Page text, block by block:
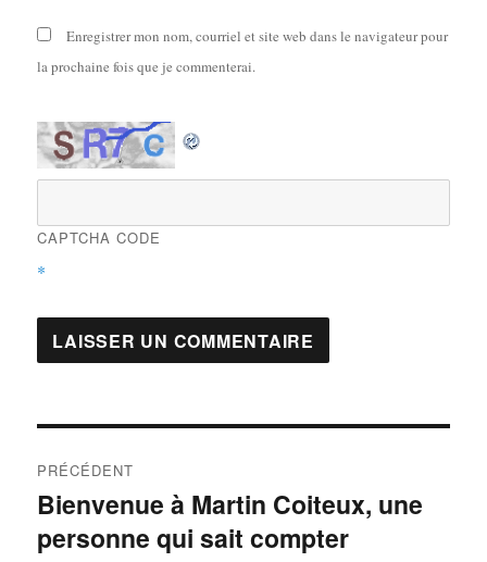
Enregistrer mon nom, courriel et site web dans le navigateur pour
la prochaine fois que je commenterai.
CAPTCHA CODE
*
de
l'article
PRÉCÉDENT
Article
précédent :
Bienvenue à Martin Coiteux, une
personne qui sait compter